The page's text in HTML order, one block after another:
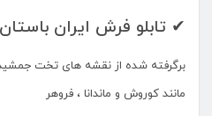
✔ تابلو فرش ایران
برگرفته شده از نقشه های تخت
مانند کوروش و ماندانا ، فروهر